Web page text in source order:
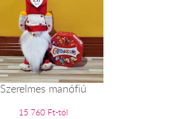
Szerelmes manófiú
15 760 Ft-tól